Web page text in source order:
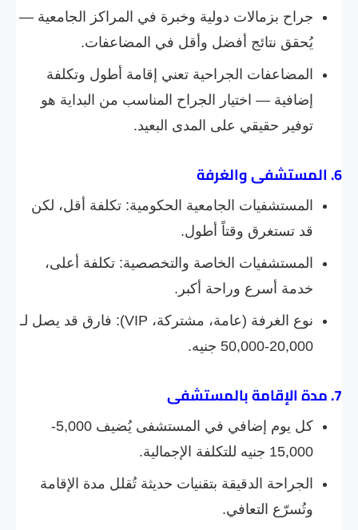
جراح بزمالات دولية وخبرة في المراكز الجامعية —
يُحقق نتائج أفضل وأقل في المضاعفات.
المضاعفات الجراحية تعني إقامة أطول وتكلفة
إضافية — اختيار الجراح المناسب من البداية هو
توفير حقيقي على المدى البعيد.
6. المستشفى والغرفة
المستشفيات الجامعية الحكومية: تكلفة أقل، لكن
قد تستغرق وقتاً أطول.
المستشفيات الخاصة والتخصصية: تكلفة أعلى،
خدمة أسرع وراحة أكبر.
نوع الغرفة (عامة، مشتركة، VIP): فارق قد يصل لـ
20,000-50,000 جنيه.
7. مدة الإقامة بالمستشفى
كل يوم إضافي في المستشفى يُضيف 5,000-
15,000 جنيه للتكلفة الإجمالية.
الجراحة الدقيقة بتقنيات حديثة تُقلل مدة الإقامة
وتُسرّع التعافي.